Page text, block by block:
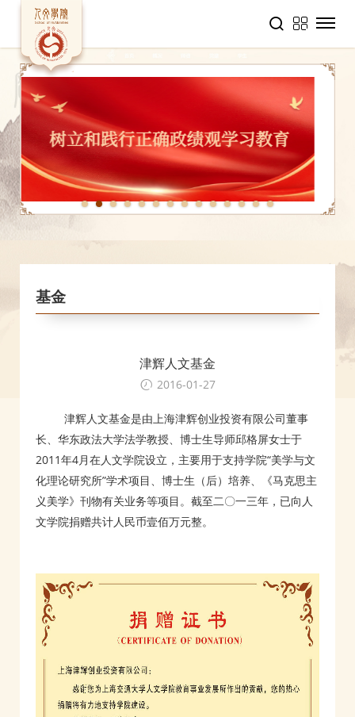
4 5 6 7 8 9 10 11 12 13 14
基金
津辉人文基金
2016-01-27
津辉人文基金是由上海津辉创业投资有限公司董事
长、华东政法大学法学教授、博士生导师邱格屏女士于
2011年4月在人文学院设立，主要用于支持学院“美学与文
化理论研究所”学术项目、博士生（后）培养、《马克思主
义美学》刊物有关业务等项目。截至二〇一三年，已向人
文学院捐赠共计人民币壹佰万元整。